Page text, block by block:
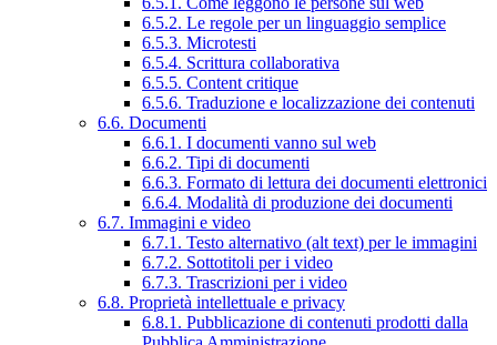
6.5.2. Le regole per un linguaggio semplice
6.5.3. Microtesti
6.5.4. Scrittura collaborativa
6.5.5. Content critique
6.5.6. Traduzione e localizzazione dei contenuti
6.6. Documenti
6.6.1. I documenti vanno sul web
6.6.2. Tipi di documenti
6.6.3. Formato di lettura dei documenti elettronici
6.6.4. Modalità di produzione dei documenti
6.7. Immagini e video
6.7.1. Testo alternativo (alt text) per le immagini
6.7.2. Sottotitoli per i video
6.7.3. Trascrizioni per i video
6.8. Proprietà intellettuale e privacy
6.8.1. Pubblicazione di contenuti prodotti dalla